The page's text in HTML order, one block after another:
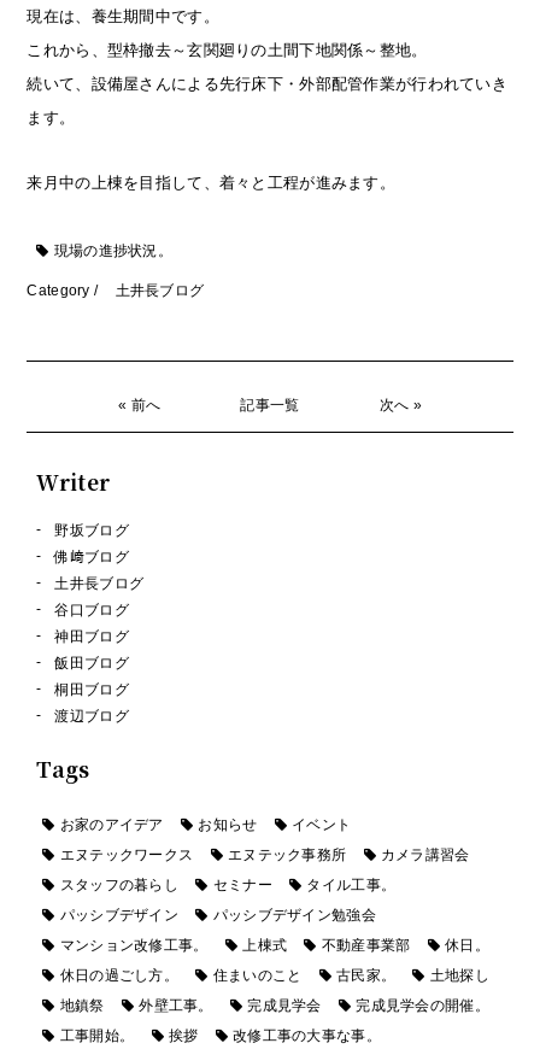
現在は、養生期間中です。
これから、型枠撤去～玄関廻りの土間下地関係～整地。
続いて、設備屋さんによる先行床下・外部配管作業が行われていき
ます。
来月中の上棟を目指して、着々と工程が進みます。
現場の進捗状況。
Category / 土井長ブログ
« 前へ 記事一覧 次へ »
Writer
野坂ブログ
佛﨑ブログ
土井長ブログ
谷口ブログ
神田ブログ
飯田ブログ
桐田ブログ
渡辺ブログ
Tags
お家のアイデア お知らせ
イベント
エヌテックワークス
エヌテック事務所
カメラ講習会
スタッフの暮らし
セミナー
タイル工事。
パッシブデザイン
パッシブデザイン勉強会
マンション改修工事。
上棟式 不動産事業部
休日。
休日の過ごし方。
住まいのこと 古民家。
土地探し
地鎮祭
外壁工事。 完成見学会
完成見学会の開催。
工事開始。
挨拶
改修工事の大事な事。